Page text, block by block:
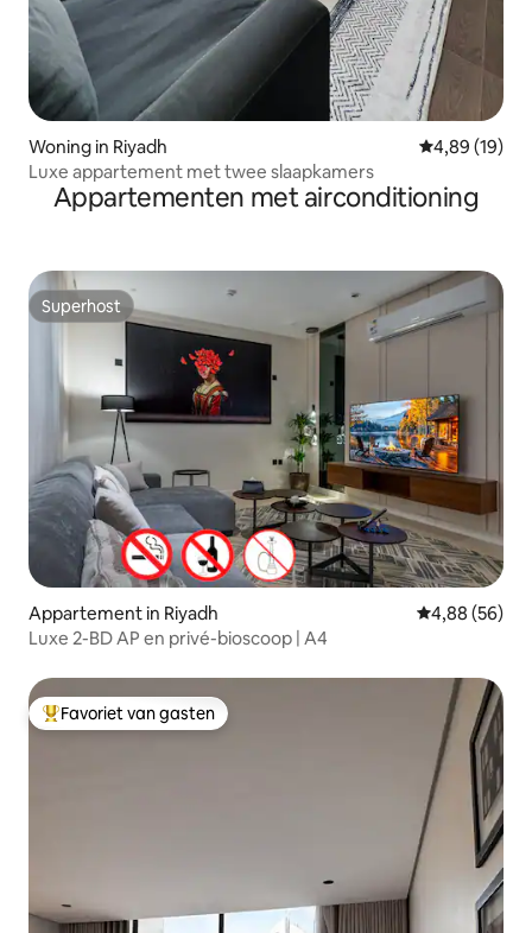
Woning in Riyadh Gemiddelde
4,89 (19)
Luxe appartement met twee slaapkamers
Appartementen met airconditioning
Superhost
Superhost
Appartement in Riyadh Gemiddelde
4,88 (56)
Luxe 2-BD AP en privé-bioscoop | A4
Topfavoriet van gasten
Favoriet van gasten